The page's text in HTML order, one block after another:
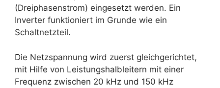
(Dreiphasenstrom) eingesetzt werden. Ein
Inverter funktioniert im Grunde wie ein
Schaltnetzteil.
Die Netzspannung wird zuerst gleichgerichtet,
mit Hilfe von Leistungshalbleitern mit einer
Frequenz zwischen 20 kHz und 150 kHz